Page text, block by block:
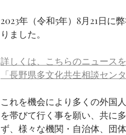
2023年（令和5年）8月21日に
りました。
詳しくは、こちらのニュース
「長野県多文化共生相談セン
これを機会により多くの外国
を帯びて行く事を願い、共に
ず、様々な機関・自治体、団